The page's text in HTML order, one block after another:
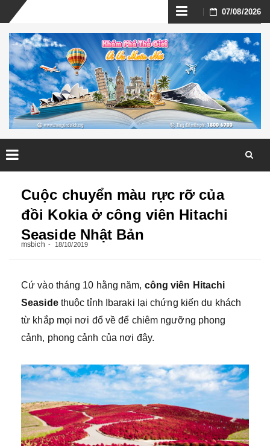
Skip
to
content
07/08/2026
Cuộc chuyển màu rực rỡ của
đồi Kokia ở công viên Hitachi
Seaside Nhật Bản
msbich 18/10/2019
Cứ vào tháng 10 hằng năm, công viên Hitachi
Seasidethuộc tỉnh Ibaraki lại chứng kiến du khách
từ khắp mọi nơi đổ về để chiêm ngưỡng phong
cảnh, phong cảnh của nơi đây.